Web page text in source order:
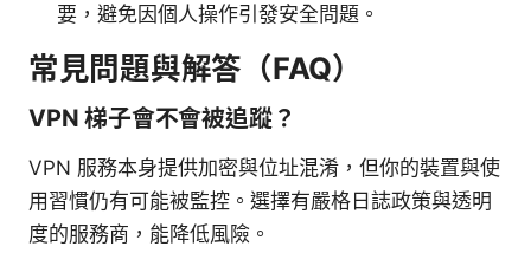
要，避免因個人操作引發安全問題。
常見問題與解答（FAQ）
VPN 梯子會不會被追蹤？
VPN 服務本身提供加密與位址混淆，但你的裝置與使
用習慣仍有可能被監控。選擇有嚴格日誌政策與透明
度的服務商，能降低風險。